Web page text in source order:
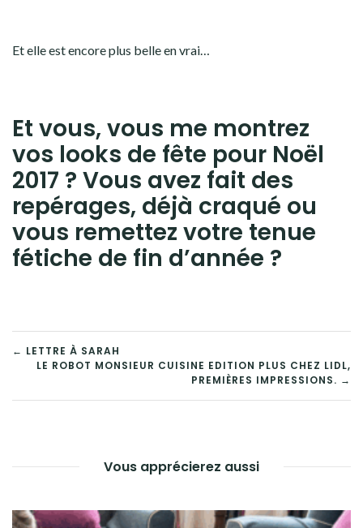
Et elle est encore plus belle en vrai…
Et vous, vous me montrez
vos looks de fête pour Noël
2017 ? Vous avez fait des
repérages, déjà craqué ou
vous remettez votre tenue
fétiche de fin d’année ?
← LETTRE À SARAH
LE ROBOT MONSIEUR CUISINE EDITION PLUS CHEZ LIDL,
PREMIÈRES IMPRESSIONS. →
Vous apprécierez aussi